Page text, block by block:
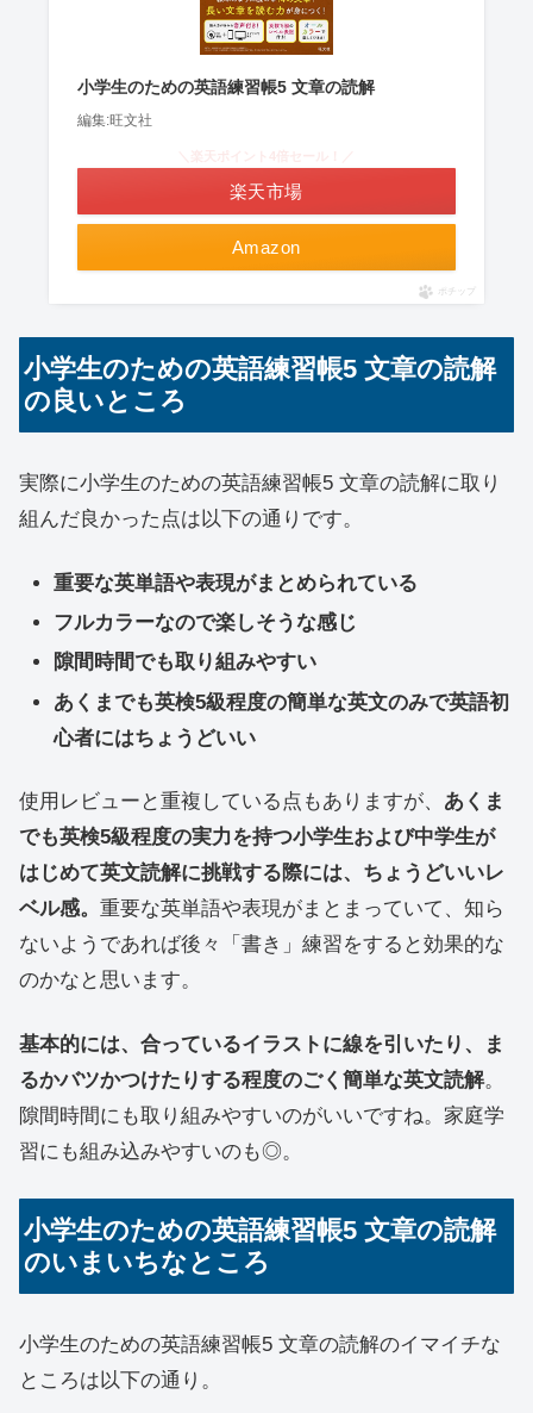
小学生のための英語練習帳5 文章の読解
編集:旺文社
Amazon
楽天市場
ポチップ
小学生のための英語練習帳5 文章の読解
の良いところ
実際に小学生のための英語練習帳5 文章の読解に取り
組んだ良かった点は以下の通りです。
重要な英単語や表現がまとめられている
フルカラーなので楽しそうな感じ
隙間時間でも取り組みやすい
あくまでも英検5級程度の簡単な英文のみで英語初
心者にはちょうどいい
使用レビューと重複している点もありますが、 あくま
でも英検5級程度の実力を持つ小学生および中学生が
はじめて英文読解に挑戦する際には、ちょうどいいレ
ベル感。 重要な英単語や表現がまとまっていて、知ら
ないようであれば後々「書き」練習をすると効果的な
のかなと思います。
基本的には、合っているイラストに線を引いたり、ま
るかバツかつけたりする程度のごく簡単な英文読解。
隙間時間にも取り組みやすいのがいいですね。家庭学
習にも組み込みやすいのも◎。
小学生のための英語練習帳5 文章の読解
のいまいちなところ
小学生のための英語練習帳5 文章の読解のイマイチな
ところは以下の通り。